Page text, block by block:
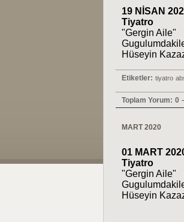
19 NİSAN
Tiyatro
"Gergin Aile"
Hüseyin
Etiketler: tiyatro
Toplam Yorum: 0 -
MART 2020
01 MART
Tiyatro
"Gergin Aile"
Hüseyin